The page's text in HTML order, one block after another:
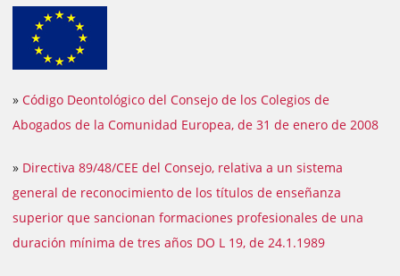
» Código Deontológico del Consejo de los Colegios de
Abogados de la Comunidad Europea, de 31 de enero de 2008
» Directiva 89/48/CEE del Consejo, relativa a un sistema
general de reconocimiento de los títulos de enseñanza
superior que sancionan formaciones profesionales de una
duración mínima de tres años DO L 19, de 24.1.1989